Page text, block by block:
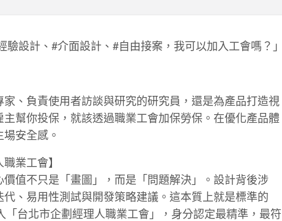
驗設計、#介面設計、#自由接案，我可以加入工會嗎？」
、負責使用者訪談與研究的研究員，還是為產品打造視
幫你投保，就該透過職業工會加保勞保。在優化產品體
安全感。
業工會】
值不只是「畫圖」，而是「問題解決」。設計背後涉
、易用性測試與開發策略建議。這本質上就是標準的
「台北市企劃經理人職業工會」，身分認定最精準，最符